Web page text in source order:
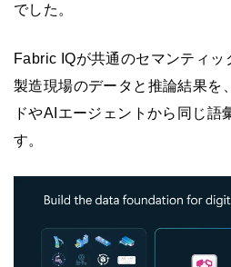
でした。
Fabric IQが共通のセマンティッ
製造現場のデータと推論結果を
ドやAIエージェントから同じ語
す。